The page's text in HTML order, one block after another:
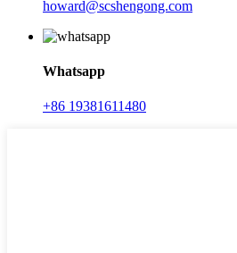
howard@scshengong.com
Whatsapp
+86 19381611480